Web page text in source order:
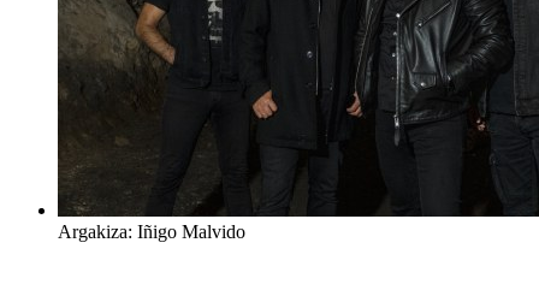
Argakiza: Iñigo Malvido